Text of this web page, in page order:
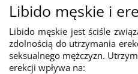
Libido męskie i
Libido męskie jest ściśle
zdolnością do utrzymania
seksualnego mężczyzn.
erekcji wpływa na: